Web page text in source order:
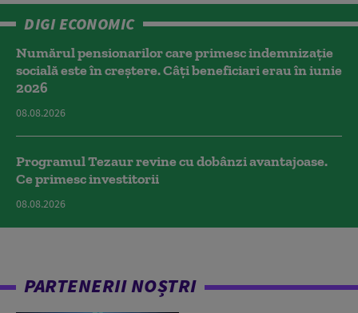
DIGI ECONOMIC
Numărul pensionarilor care primesc indemnizaţie
socială este în creștere. Câți beneficiari erau în iunie
2026
08.08.2026
Programul Tezaur revine cu dobânzi avantajoase.
Ce primesc investitorii
08.08.2026
PARTENERII NOȘTRI